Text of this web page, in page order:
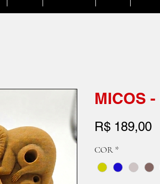
MICOS
R$ 189,00
COR *